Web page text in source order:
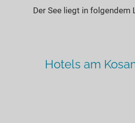
Der See liegt in folgendem
Hotels am